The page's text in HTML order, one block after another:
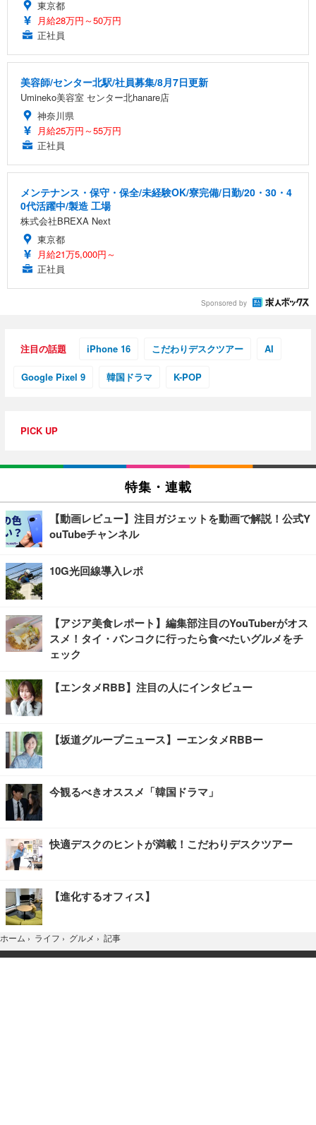
東京都
月給28万円～50万円
正社員
美容師/センター北駅/社員募集/8月7日更新
Umineko美容室 センター北hanare店
神奈川県
月給25万円～55万円
正社員
メンテナンス・保守・保全/未経験OK/寮完備/日勤/20・30・4
0代活躍中/製造 工場
株式会社BREXA Next
東京都
月給21万5,000円～
正社員
Sponsored by
注目の話題 iPhone 16 こだわりデスクツアー AI
Google Pixel 9 韓国ドラマ K-POP
PICK UP
特集・連載
【動画レビュー】注目ガジェットを動画で解説！公式Y
ouTubeチャンネル
10G光回線導入レポ
【アジア美食レポート】編集部注目のYouTuberがオス
スメ！タイ・バンコクに行ったら食べたいグルメをチ
ェック
【エンタメRBB】注目の人にインタビュー
【坂道グループニュース】ーエンタメRBBー
今観るべきオススメ「韓国ドラマ」
快適デスクのヒントが満載！こだわりデスクツアー
【進化するオフィス】
ホーム › ライフ › グルメ › 記事